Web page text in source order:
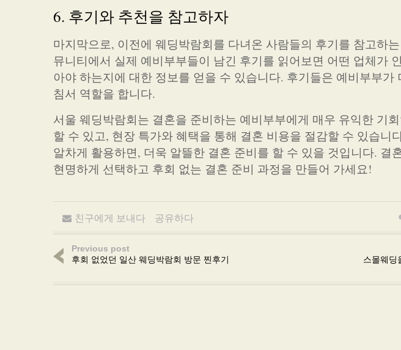
6. 후기와 추천을 참고하자
마지막으로, 이전에 웨딩박람회를 다녀온 사람들의 후기를 참고하
뮤니티에서 실제 예비부부들이 남긴 후기를 읽어보면 어떤 업체가
아야 하는지에 대한 정보를 얻을 수 있습니다. 후기들은 예비부부가
침서 역할을 합니다.
서울 웨딩박람회는 결혼을 준비하는 예비부부에게 매우 유익한 기
할 수 있고, 현장 특가와 혜택을 통해 결혼 비용을 절감할 수 있습니
알차게 활용하면, 더욱 알뜰한 결혼 준비를 할 수 있을 것입니다. 결
현명하게 선택하고 후회 없는 결혼 준비 과정을 만들어 가세요!
친구에게 보내다 공유하다
Previous post
후회 없었던 일산 웨딩박람회 방문 찐후기
스몰웨딩